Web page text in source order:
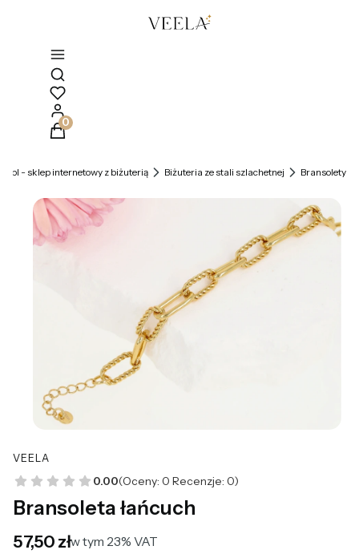
Otwórz wyszukiwarkę
Produkty w koszyku: 0. Zobacz szczegóły
- sklep internetowy z biżuterią Biżuteria ze stali szlachetnej Bransolety
VEELA
0.00(Oceny: 0 Recenzje: 0)
Bransoleta łańcuch
Cena
57,50 złw tym 23% VAT
w tym 23% VAT